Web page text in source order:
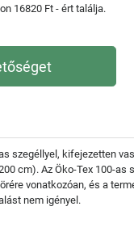
16820 Ft - ért találja.
szegéllyel, kifejezetten
cm). Az Öko-Tex 100-as
vonatkozóan, és a
nem igényel.